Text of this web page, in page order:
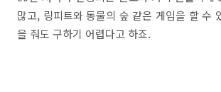
많고, 링피트와 동물의 숲 같은 게임을 할 수
을 줘도 구하기 어렵다고 하죠.